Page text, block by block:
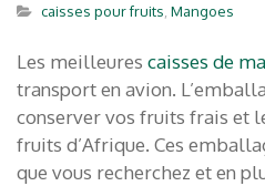
caisses pour fruits Mangoes
Les meilleures caisses de
transport en avion.
conserver vos fruits frais et
fruits d’Afrique. Ces
que vous recherchez et en